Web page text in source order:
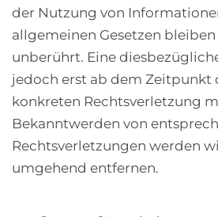
der Nutzung von
allgemeinen Gesetzen
unberührt. Eine
jedoch erst ab dem Zeitpunkt
konkreten Rechtsverletzung
Bekanntwerden von
Rechtsverletzungen werden
umgehend entfernen.